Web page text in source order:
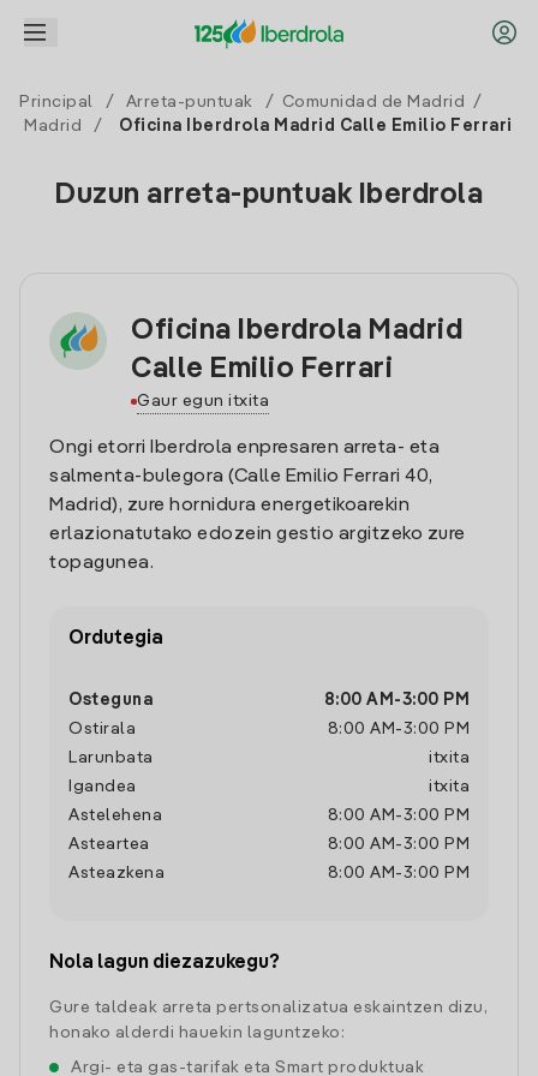
Principal / Arreta-puntuak / Comunidad de Madrid
/
Madrid
/ Oficina Iberdrola Madrid Calle Emilio Ferrari
Duzun arreta-puntuak Iberdrola
Oficina Iberdrola Madrid
Calle Emilio Ferrari
Gaur egun itxita
Ongi etorri Iberdrola enpresaren arreta- eta
salmenta-bulegora (Calle Emilio Ferrari 40,
Madrid), zure hornidura energetikoarekin
erlazionatutako edozein gestio argitzeko zure
topagunea.
Ordutegia
Osteguna 8:00 AM -3:00 PM
Ostirala
8:00 AM -3:00 PM
Larunbata
itxita
Igandea
itxita
Astelehena
8:00 AM -3:00 PM
Asteartea
8:00 AM -3:00 PM
Asteazkena
8:00 AM -3:00 PM
Nola lagun diezazukegu?
Gure taldeak arreta pertsonalizatua eskaintzen dizu,
honako alderdi hauekin laguntzeko:
Argi- eta gas-tarifak eta Smart produktuak